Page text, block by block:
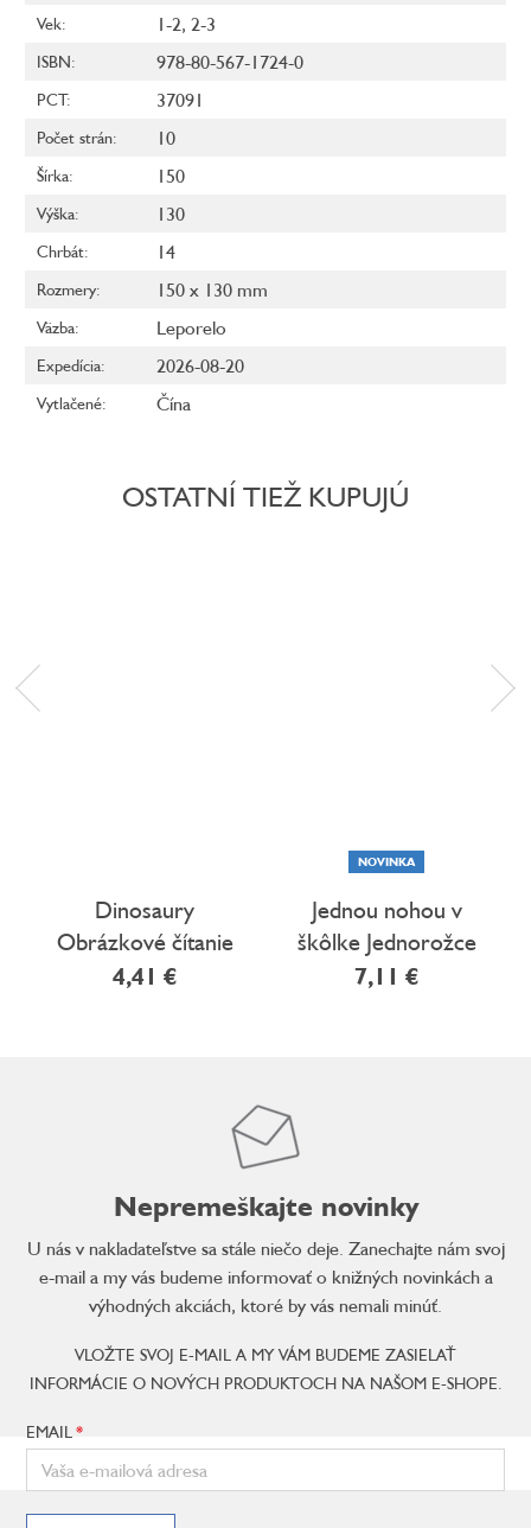
Vek: 1-2, 2-3
ISBN: 978-80-567-1724-0
PCT: 37091
Počet strán: 10
Šírka: 150
Výška: 130
Chrbát: 14
Rozmery: 150 x 130 mm
Väzba: Leporelo
Expedícia: 2026-08-20
Vytlačené: Čína
OSTATNÍ TIEŽ KUPUJÚ
Dinosaury
Obrázkové čítanie
so samolepkami
4,41 €
NOVINKA
Jednou nohou v
škôlke Jednorožce
Strihanie a lepenie
7,11 €
Nepremeškajte novinky
U nás v nakladateľstve sa stále niečo deje. Zanechajte nám svoj
e-mail a my vás budeme informovať o knižných novinkách a
výhodných akciách, ktoré by vás nemali minúť.
VLOŽTE SVOJ E-MAIL A MY VÁM BUDEME ZASIELAŤ
INFORMÁCIE O NOVÝCH PRODUKTOCH NA NAŠOM E-SHOPE.
EMAIL